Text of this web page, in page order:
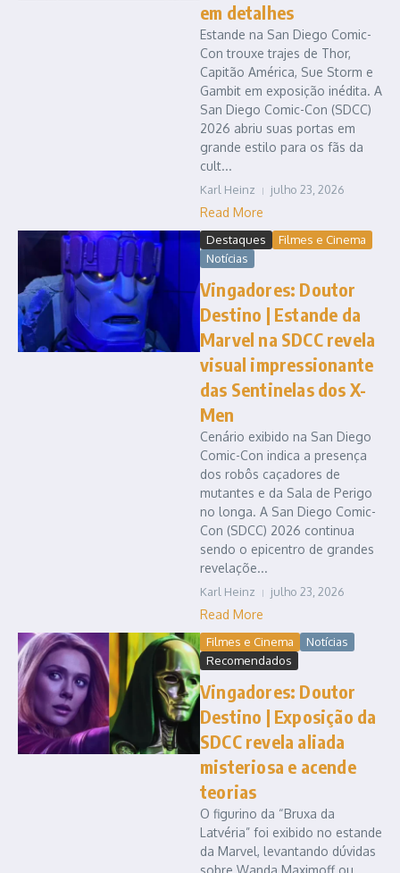
em detalhes
Estande na San Diego Comic-
Con trouxe trajes de Thor,
Capitão América, Sue Storm e
Gambit em exposição inédita. A
San Diego Comic-Con (SDCC)
2026 abriu suas portas em
grande estilo para os fãs da
cult...
Karl Heinz julho 23, 2026
Read More
Destaques
Filmes e Cinema
Notícias
Vingadores: Doutor
Destino | Estande da
Marvel na SDCC revela
visual impressionante
das Sentinelas dos X-
Men
Cenário exibido na San Diego
Comic-Con indica a presença
dos robôs caçadores de
mutantes e da Sala de Perigo
no longa. A San Diego Comic-
Con (SDCC) 2026 continua
sendo o epicentro de grandes
revelaçõe...
Karl Heinz julho 23, 2026
Read More
Filmes e Cinema
Notícias
Recomendados
Vingadores: Doutor
Destino | Exposição da
SDCC revela aliada
misteriosa e acende
teorias
O figurino da “Bruxa da
Latvéria” foi exibido no estande
da Marvel, levantando dúvidas